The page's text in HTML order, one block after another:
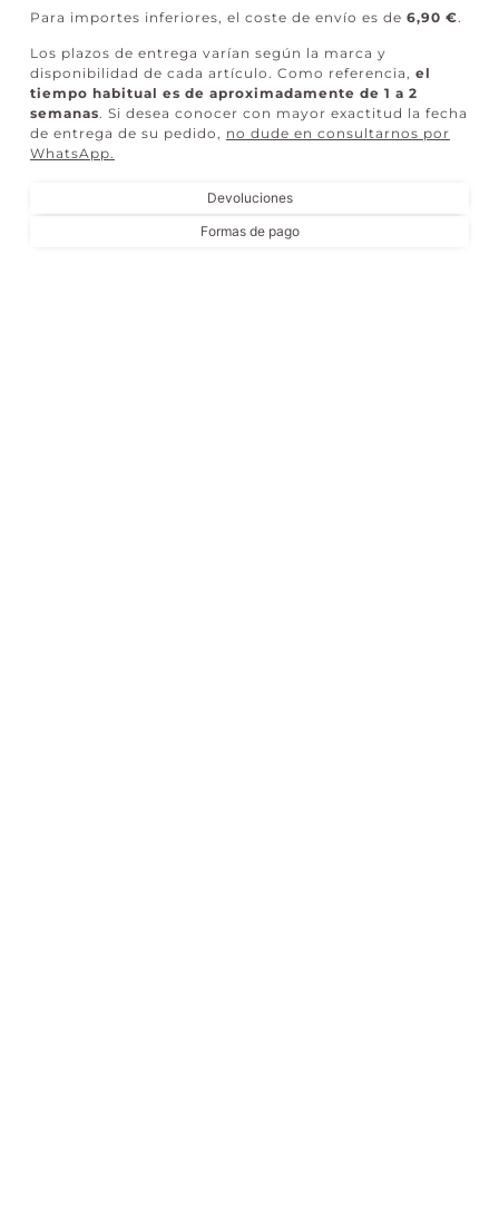
Devoluciones
Formas de pago
Para importes inferiores, el coste de envío es de 6,90 €.
Los plazos de entrega varían según la marca y
disponibilidad de cada artículo. Como referencia, el
tiempo habitual es de aproximadamente de 1 a 2
semanas. Si desea conocer con mayor exactitud la fecha
de entrega de su pedido, no dude en consultarnos por
WhatsApp.